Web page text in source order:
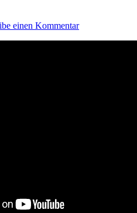
einen Kommentar